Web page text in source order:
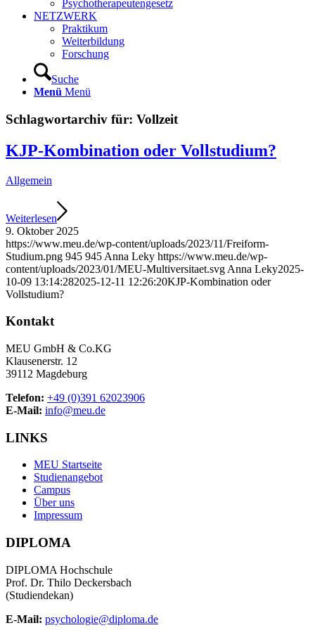
Psychotherapeutengesetz
NETZWERK
Praktikum
Weiterbildung
Forschung
Suche
Menü Menü
Schlagwortarchiv für: Vollzeit
KJP-Kombination oder Vollstudium?
Allgemein
Weiterlesen
9. Oktober 2025
https://www.meu.de/wp-content/uploads/2023/11/Freiform-
Studium.png 945 945 Anna Leky https://www.meu.de/wp-
content/uploads/2023/01/MEU-Multiversitaet.svg Anna Leky2025-
10-09 13:14:282025-12-11 12:26:20KJP-Kombination oder
Vollstudium?
Kontakt
MEU GmbH & Co.KG
Klausenerstr. 12
39112 Magdeburg
Telefon: +49 (0)391 62023906
E-Mail: info@meu.de
LINKS
MEU Startseite
Studienangebot
Campus
Über uns
Impressum
DIPLOMA
DIPLOMA Hochschule
Prof. Dr. Thilo Deckersbach
(Studiendekan)
E-Mail: psychologie@diploma.de